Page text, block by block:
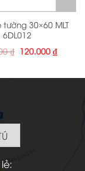
30×60 MLT
6DL012
₫ Giá
gốc
120.000 ₫Giá
hiện